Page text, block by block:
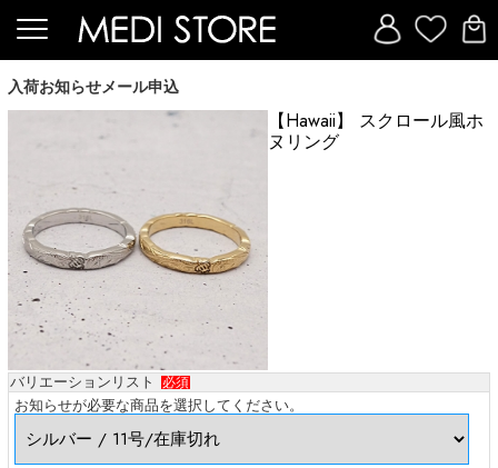
入荷お知らせメール申込
【Hawaii】 スクロール風ホ
ヌリング
バリエーションリスト 必須
お知らせが必要な商品を選択してください。